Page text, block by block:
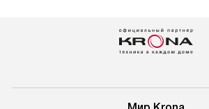
оплачивается дополнительно.
Возможна доставка товаров